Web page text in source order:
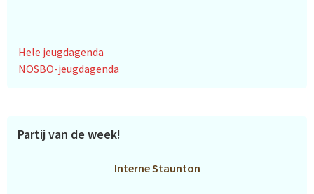
Hele jeugdagenda
NOSBO-jeugdagenda
Partij van de week!
Interne Staunton